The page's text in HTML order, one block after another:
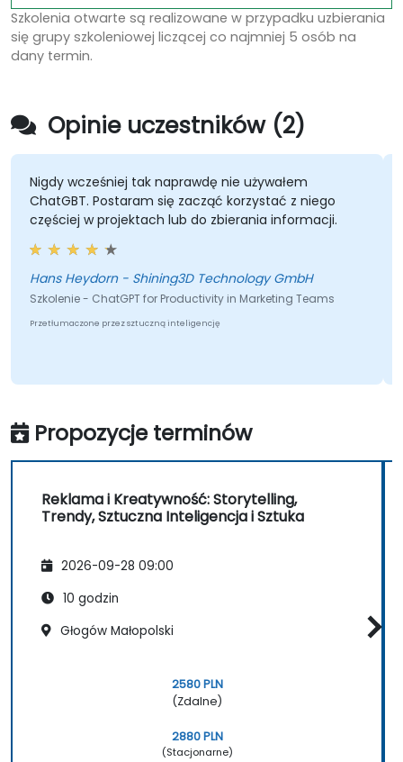
Szkolenia otwarte są realizowane w przypadku uzbierania
się grupy szkoleniowej liczącej co najmniej 5 osób na
dany termin.
Opinie uczestników (2)
Nigdy wcześniej tak naprawdę nie używałem
ChatGBT. Postaram się zacząć korzystać z niego
częściej w projektach lub do zbierania informacji.
Hans Heydorn - Shining3D Technology GmbH
Szkolenie - ChatGPT for Productivity in Marketing Teams
Przetłumaczone przez sztuczną inteligencję
Propozycje terminów
Reklama i Kreatywność: Storytelling,
Trendy, Sztuczna Inteligencja i Sztuka
2026-09-28 09:00
10 godzin
Głogów Małopolski
2580 PLN
(Zdalne)
2880 PLN
(Stacjonarne)